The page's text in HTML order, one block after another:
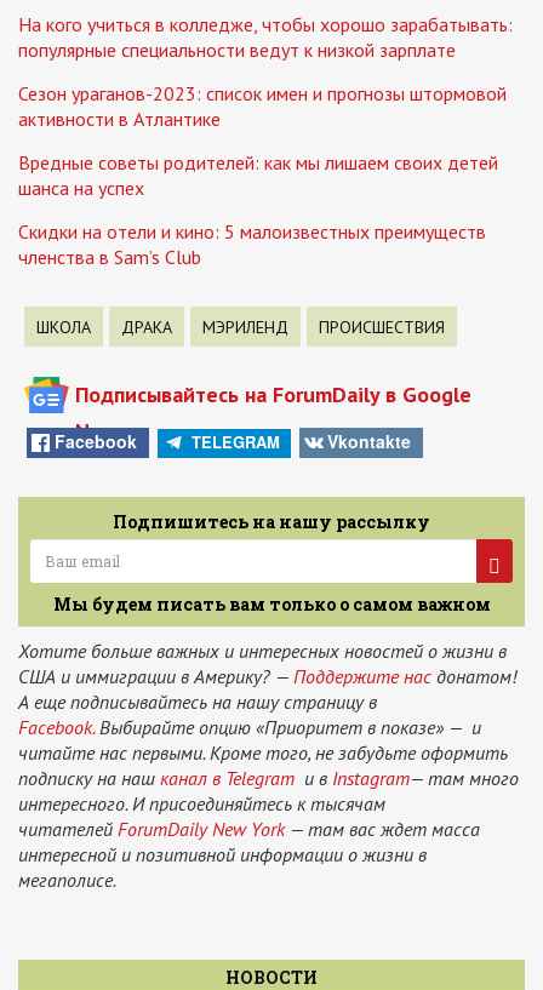
На кого учиться в колледже, чтобы хорошо зарабатывать:
популярные специальности ведут к низкой зарплате
Сезон ураганов-2023: список имен и прогнозы штормовой
активности в Атлантике
Вредные советы родителей: как мы лишаем своих детей
шанса на успех
Скидки на отели и кино: 5 малоизвестных преимуществ
членства в Sam’s Club
ШКОЛА ДРАКА МЭРИЛЕНД ПРОИСШЕСТВИЯ
Подписывайтесь на ForumDaily в Google
News
Facebook TELEGRAM Vkontakte
Подпишитесь на нашу рассылку
Мы будем писать вам только о самом важном
Хотите больше важных и интересных новостей о жизни в
США и иммиграции в Америку? — Поддержите нас донатом!
А еще подписывайтесь на нашу страницу в
Facebook.Выбирайте опцию «Приоритет в показе» — и
читайте нас первыми. Кроме того, не забудьте оформить
подписку на наш канал в Telegram и в Instagram— там много
интересного. И присоединяйтесь к тысячам
читателей ForumDaily New York— там вас ждет масса
интересной и позитивной информации о жизни в
мегаполисе.
НОВОСТИ